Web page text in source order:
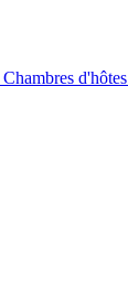
Chambres d'hôtes